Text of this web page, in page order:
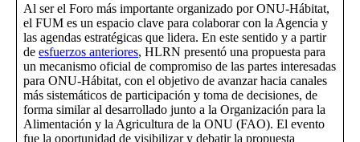
Al ser el Foro más importante organizado por ONU-Hábitat,
el FUM es un espacio clave para colaborar con la Agencia y
las agendas estratégicas que lidera. En este sentido y a partir
de esfuerzos anteriores, HLRN presentó una propuesta para
un mecanismo oficial de compromiso de las partes interesadas
para ONU-Hábitat, con el objetivo de avanzar hacia canales
más sistemáticos de participación y toma de decisiones, de
forma similar al desarrollado junto a la Organización para la
Alimentación y la Agricultura de la ONU (FAO). El evento
fue la oportunidad de visibilizar y debatir la propuesta